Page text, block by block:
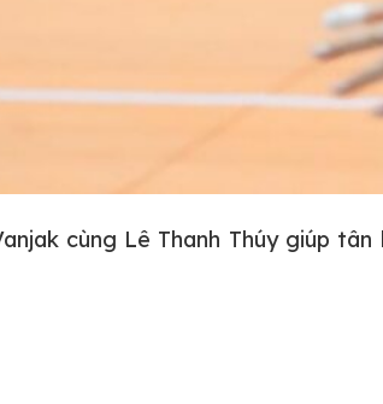
cùng Lê Thanh Thúy giúp